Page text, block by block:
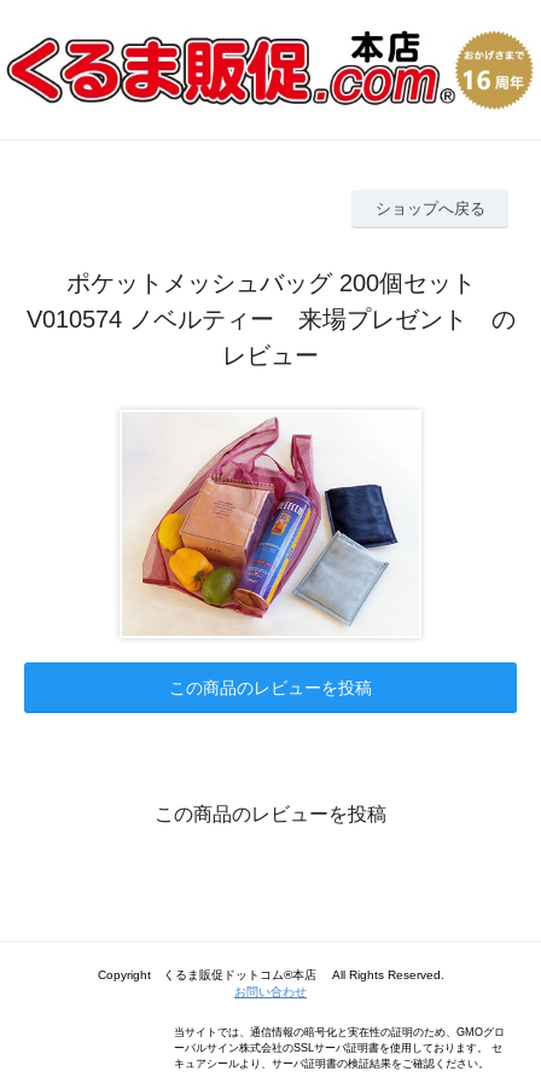
ショップへ戻る
ポケットメッシュバッグ 200個セット
V010574 ノベルティー 来場プレゼント の
レビュー
この商品のレビューを投稿
この商品のレビューを投稿
Copyright くるま販促ドットコム®本店 All Rights Reserved.
お問い合わせ
当サイトでは、通信情報の暗号化と実在性の証明のため、GMOグロ
ーバルサイン株式会社のSSLサーバ証明書を使用しております。 セ
キュアシールより、サーバ証明書の検証結果をご確認ください。